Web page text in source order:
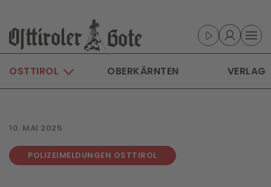
Skip to main content
OSTTIROL OBERKÄRNTEN VERLAG
10. MAI 2025
POLIZEIMELDUNGEN OSTTIROL